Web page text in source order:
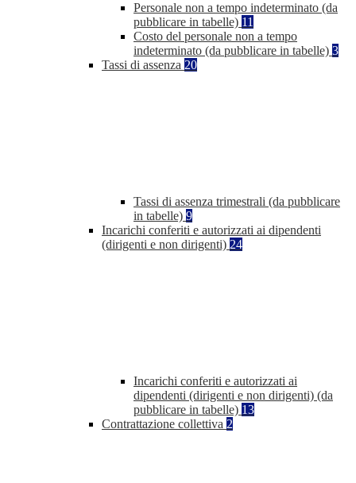
Personale non a tempo indeterminato (da
pubblicare in tabelle) 11
Costo del personale non a tempo
indeterminato (da pubblicare in tabelle) 3
Tassi di assenza 20
Tassi di assenza trimestrali (da pubblicare
in tabelle) 9
Incarichi conferiti e autorizzati ai dipendenti
(dirigenti e non dirigenti) 24
Incarichi conferiti e autorizzati ai
dipendenti (dirigenti e non dirigenti) (da
pubblicare in tabelle) 13
Contrattazione collettiva 2